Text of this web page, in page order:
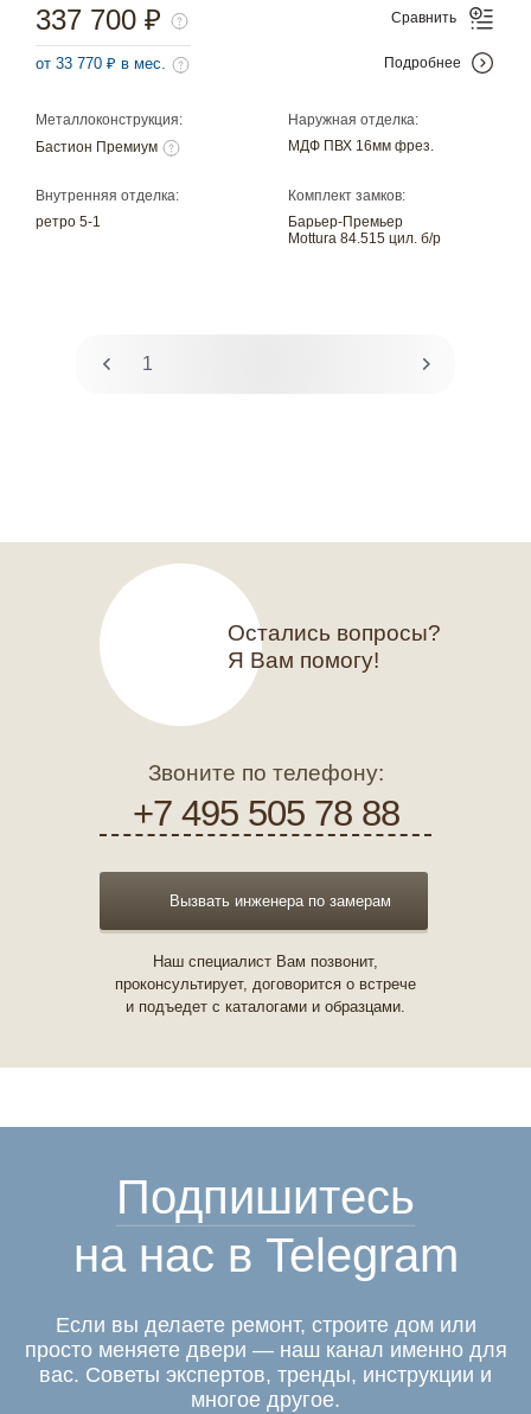
Металлоконструкция:
Бастион Премиум
Наружная отделка:
МДФ ПВХ 16мм фрез.
Внутренняя отделка:
ретро 5-1
Комплект замков:
Барьер-Премьер
Mottura 84.515 цил. б/р
337 700 ₽
от 33 770 ₽ в мес.
Сравнить
Подробнее
1 2
Остались вопросы?
Я Вам помогу!
Звоните по телефону:
+7 495 505 78 88
Вызвать инженера по замерам
Наш специалист Вам позвонит,
проконсультирует, договорится о встрече
и подъедет с каталогами и образцами.
Подпишитесь
на нас в Telegram
Если вы делаете ремонт, строите дом или
просто меняете двери — наш канал именно для
вас. Советы экспертов, тренды, инструкции и
многое другое.